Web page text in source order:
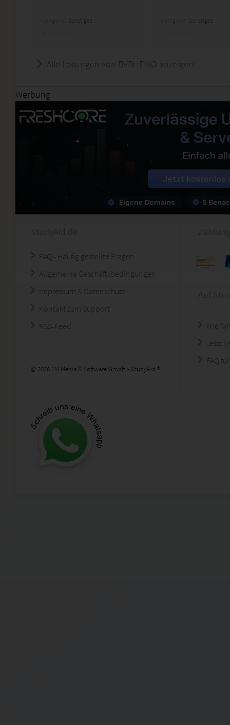
Sonstiges Sonstiges
Alle Lösungen von BVBHEIKO anzeigen!
Werbung
FAQ - Häufig gestellte Fragen
Allgemeine Geschäftsbedingungen
Impressum & Datenschutz
Kontakt zum Support
RSS-Feed
© 2026 1M Media & Software GmbH - StudyAid ®
Wie
Jetzt
FAQ